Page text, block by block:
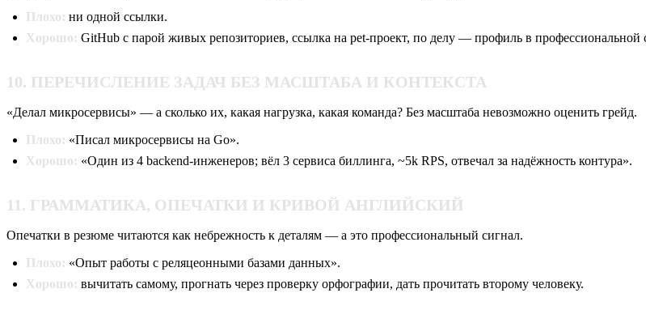
Плохо: ни одной ссылки.
Хорошо: GitHub с парой живых репозиториев, ссылка на pet-проект, по делу — профиль в профессиональной
10. ПЕРЕЧИСЛЕНИЕ ЗАДАЧ БЕЗ МАСШТАБА И КОНТЕКСТА
«Делал микросервисы» — а сколько их, какая нагрузка, какая команда? Без масштаба невозможно оценить грейд.
Плохо: «Писал микросервисы на Go».
Хорошо: «Один из 4 backend-инженеров; вёл 3 сервиса биллинга, ~5k RPS, отвечал за надёжность контура».
11. ГРАММАТИКА, ОПЕЧАТКИ И КРИВОЙ АНГЛИЙСКИЙ
Опечатки в резюме читаются как небрежность к деталям — а это профессиональный сигнал.
Плохо: «Опыт работы с реляцеонными базами данных».
Хорошо: вычитать самому, прогнать через проверку орфографии, дать прочитать второму человеку.